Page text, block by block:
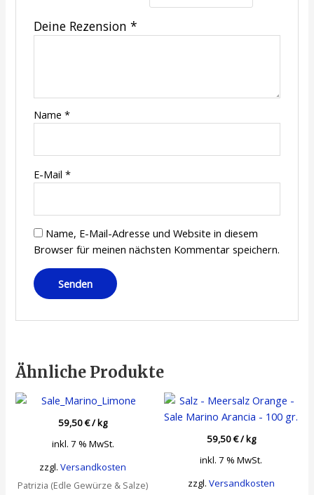
Deine Rezension *
Name *
E-Mail *
Name, E-Mail-Adresse und Website in diesem
Browser für meinen nächsten Kommentar speichern.
Ähnliche Produkte
59,50€/kg
inkl. 7 % MwSt.
zzgl.Versandkosten
Patrizia (Edle Gewürze & Salze)
59,50€/kg
inkl. 7 % MwSt.
zzgl. Versandkosten